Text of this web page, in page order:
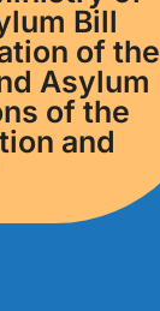
Bill
of the
Asylum
of the
and